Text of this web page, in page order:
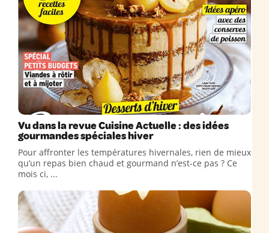
Vu dans la revue Cuisine Actuelle : des idées
gourmandes spéciales hiver
Pour affronter les températures hivernales, rien de mieux
qu’un repas bien chaud et gourmand n’est-ce pas ? Ce
mois ci, ...